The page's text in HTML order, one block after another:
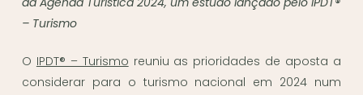
– Turismo
O IPDT® – Turismo reuniu as prioridades de aposta a
considerar para o turismo nacional em 2024 num